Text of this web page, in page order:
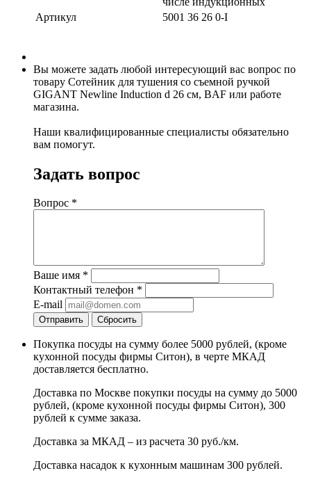
Артикул
5001 36 26 0-I
Вы можете задать любой интересующий вас вопрос по
товару Сотейник для тушения со съемной ручкой
GIGANT Newline Induction d 26 см, BAF или работе
магазина.
Наши квалифицированные специалисты обязательно
вам помогут.
Задать вопрос
Вопрос *
Ваше имя *
Контактный телефон *
E-mail
Отправить Сбросить
Покупка посуды на сумму более 5000 рублей, (кроме
кухонной посуды фирмы Ситон), в черте МКАД
доставляется бесплатно.
Доставка по Москве покупки посуды на сумму до 5000
рублей, (кроме кухонной посуды фирмы Ситон), 300
рублей к сумме заказа.
Доставка за МКАД – из расчета 30 руб./км.
Доставка насадок к кухонным машинам 300 рублей.